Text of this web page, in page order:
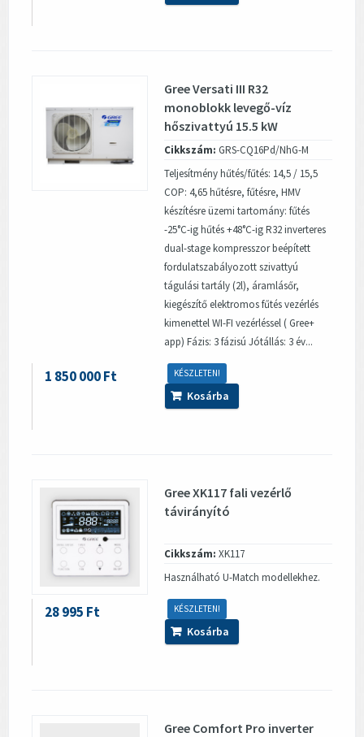
Gree Versati III R32
monoblokk levegő-víz
hőszivattyú 15.5 kW
Cikkszám: GRS-CQ16Pd/NhG-M
Teljesítmény hűtés/fűtés: 14,5 / 15,5
COP: 4,65 hűtésre, fűtésre, HMV
készítésre üzemi tartomány: fűtés
-25°C-ig hűtés +48°C-ig R32 inverteres
dual-stage kompresszor beépített
fordulatszabályozott szivattyú
tágulási tartály (2l), áramlásőr,
kiegészítő elektromos fűtés vezérlés
kimenettel WI-FI vezérléssel ( Gree+
app) Fázis: 3 fázisú Jótállás: 3 év...
KÉSZLETEN!
1 850 000 Ft
Kosárba
Gree XK117 fali vezérlő
távirányító
Cikkszám: XK117
Használható U-Match modellekhez.
KÉSZLETEN!
28 995 Ft
Kosárba
Gree Comfort Pro inverter